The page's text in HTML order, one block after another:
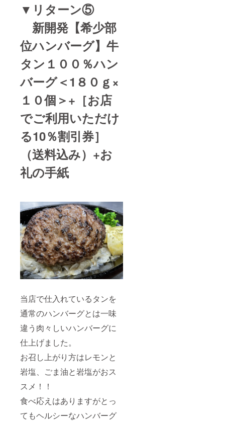
▼リターン⑤
新開発【希少部
位ハンバーグ】 牛
タン１００％ハン
バーグ＜1８０ｇ×
１０個＞+［お店
でご利用いただけ
る10％割引券］
（送料込み）+お
礼の手紙
当店で仕入れているタンを
通常のハンバーグとは一味
違う肉々しいハンバーグに
仕上げました。
お召し上がり方はレモンと
岩塩、ごま油と岩塩がおス
スメ！！
食べ応えはありますがとっ
てもヘルシーなハンバーグ